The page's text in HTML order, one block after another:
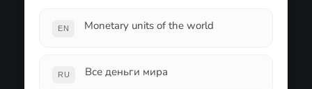
EN Monetary units of the world
RU Все деньги мира